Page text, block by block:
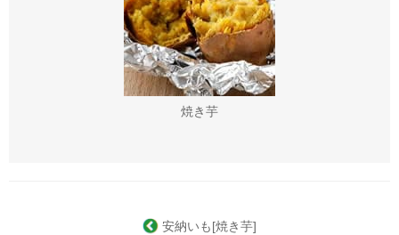
焼き芋
安納いも[焼き芋]